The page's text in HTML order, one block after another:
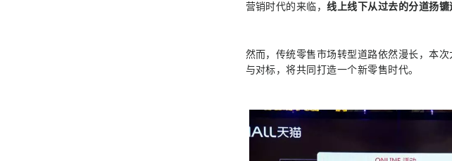
营销时代的来临，线上线下从过去的分道扬镳
然而，传统零售市场转型道路依然漫长，本
与对标，将共同打造一个新零售时代。